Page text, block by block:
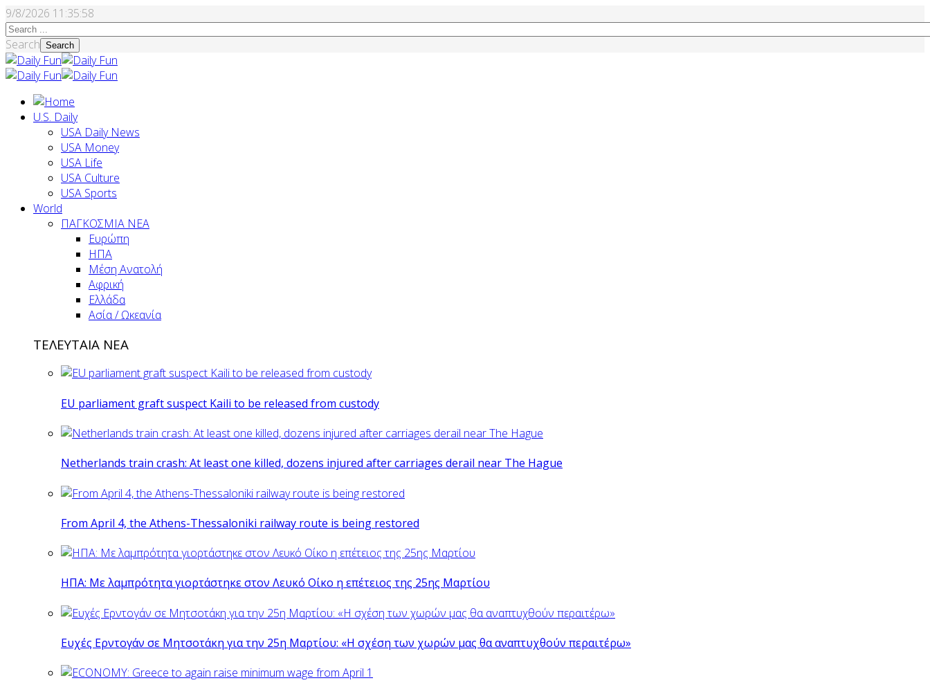
9/8/2026 11:35:59
Search Search
U.S. Daily
USA Daily News
USA Money
USA Life
USA Culture
USA Sports
World
ΠΑΓΚΟΣΜΙΑ ΝΕΑ
Ευρώπη
ΗΠΑ
Μέση Ανατολή
Αφρική
Ελλάδα
Ασία / Ωκεανία
ΤΕΛΕΥΤΑΙΑ ΝΕΑ
EU parliament graft suspect Kaili to be released from custody
Netherlands train crash: At least one killed, dozens injured after carriages derail near The Hague
From April 4, the Athens-Thessaloniki railway route is being restored
ΗΠΑ: Με λαμπρότητα γιορτάστηκε στον Λευκό Οίκο η επέτειος της 25ης Μαρτίου
Ευχές Ερντογάν σε Μητσοτάκη για την 25η Μαρτίου: «Η σχέση των χωρών μας θα αναπτυχθούν περαιτέρω»